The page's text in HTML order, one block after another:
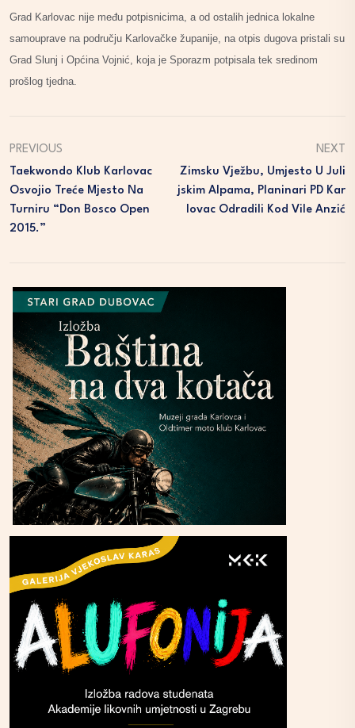
Grad Karlovac nije među potpisnicima, a od ostalih jednica lokalne
samouprave na području Karlovačke županije, na otpis dugova pristali su
Grad Slunj i Općina Vojnić, koja je Sporazm potpisala tek sredinom
prošlog tjedna.
PREVIOUS
Taekwondo Klub Karlovac
Osvojio Treće Mjesto Na
Turniru “Don Bosco Open
2015.”
NEXT
Zimsku Vježbu, Umjesto U Juli
Jskim Alpama, Planinari PD Kar
Lovac Odradili Kod Vile Anzić